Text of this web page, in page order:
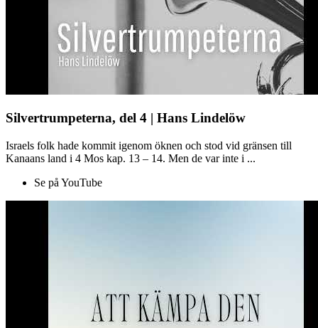
Silvertrumpeterna, del 4 | Hans Lindelöw
Israels folk hade kommit igenom öknen och stod vid gränsen till
Kanaans land i 4 Mos kap. 13 – 14. Men de var inte i ...
Se på YouTube